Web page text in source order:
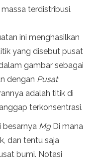
terdistribusi.
ini menghasilkan
yang disebut pusat
gambar sebagai
dengan Pusat
adalah titik di
terkonsentrasi.
besarnya MgDi mana
dan tentu saja
bumi. Notasi